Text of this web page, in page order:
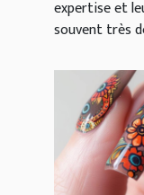
expertise et
souvent très